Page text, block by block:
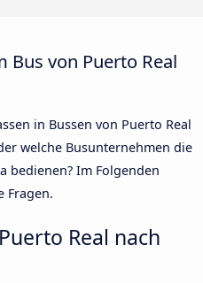
Bus von Puerto Real
in Bussen von Puerto Real
welche Busunternehmen die
bedienen? Im Folgenden
Fragen.
Real nach